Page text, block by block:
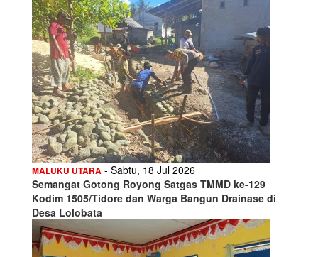
MALUKU UTARA - Sabtu, 18 Jul 2026
Semangat Gotong Royong Satgas TMMD ke-129
Kodim 1505/Tidore dan Warga Bangun Drainase di
Desa Lolobata